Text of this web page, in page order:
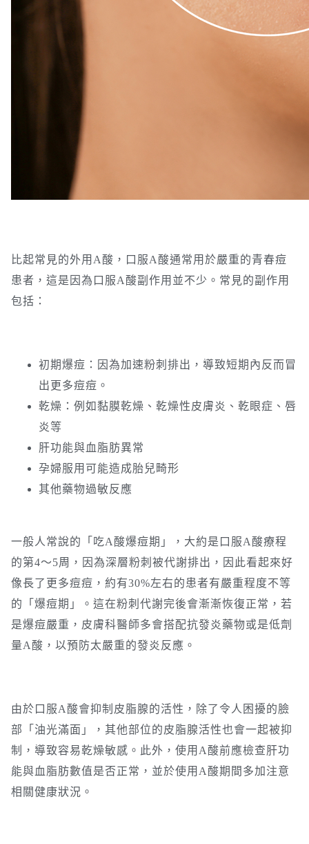
比起常見的外用A酸，口服A酸通常用於嚴重的青春痘
患者，這是因為口服A酸副作用並不少。常見的副作用
包括：
初期爆痘：因為加速粉刺排出，導致短期內反而冒
出更多痘痘。
乾燥：例如黏膜乾燥、乾燥性皮膚炎、乾眼症、唇
炎等
肝功能與血脂肪異常
孕婦服用可能造成胎兒畸形
其他藥物過敏反應
一般人常說的「吃A酸爆痘期」，大約是口服A酸療程
的第4～5周，因為深層粉刺被代謝排出，因此看起來好
像長了更多痘痘，約有30%左右的患者有嚴重程度不等
的「爆痘期」。這在粉刺代謝完後會漸漸恢復正常，若
是爆痘嚴重，皮膚科醫師多會搭配抗發炎藥物或是低劑
量A酸，以預防太嚴重的發炎反應。
由於口服A酸會抑制皮脂腺的活性，除了令人困擾的臉
部「油光滿面」，其他部位的皮脂腺活性也會一起被抑
制，導致容易乾燥敏感。此外，使用A酸前應檢查肝功
能與血脂肪數值是否正常，並於使用A酸期間多加注意
相關健康狀況。